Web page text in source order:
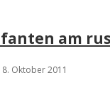
am
Oktober 2011